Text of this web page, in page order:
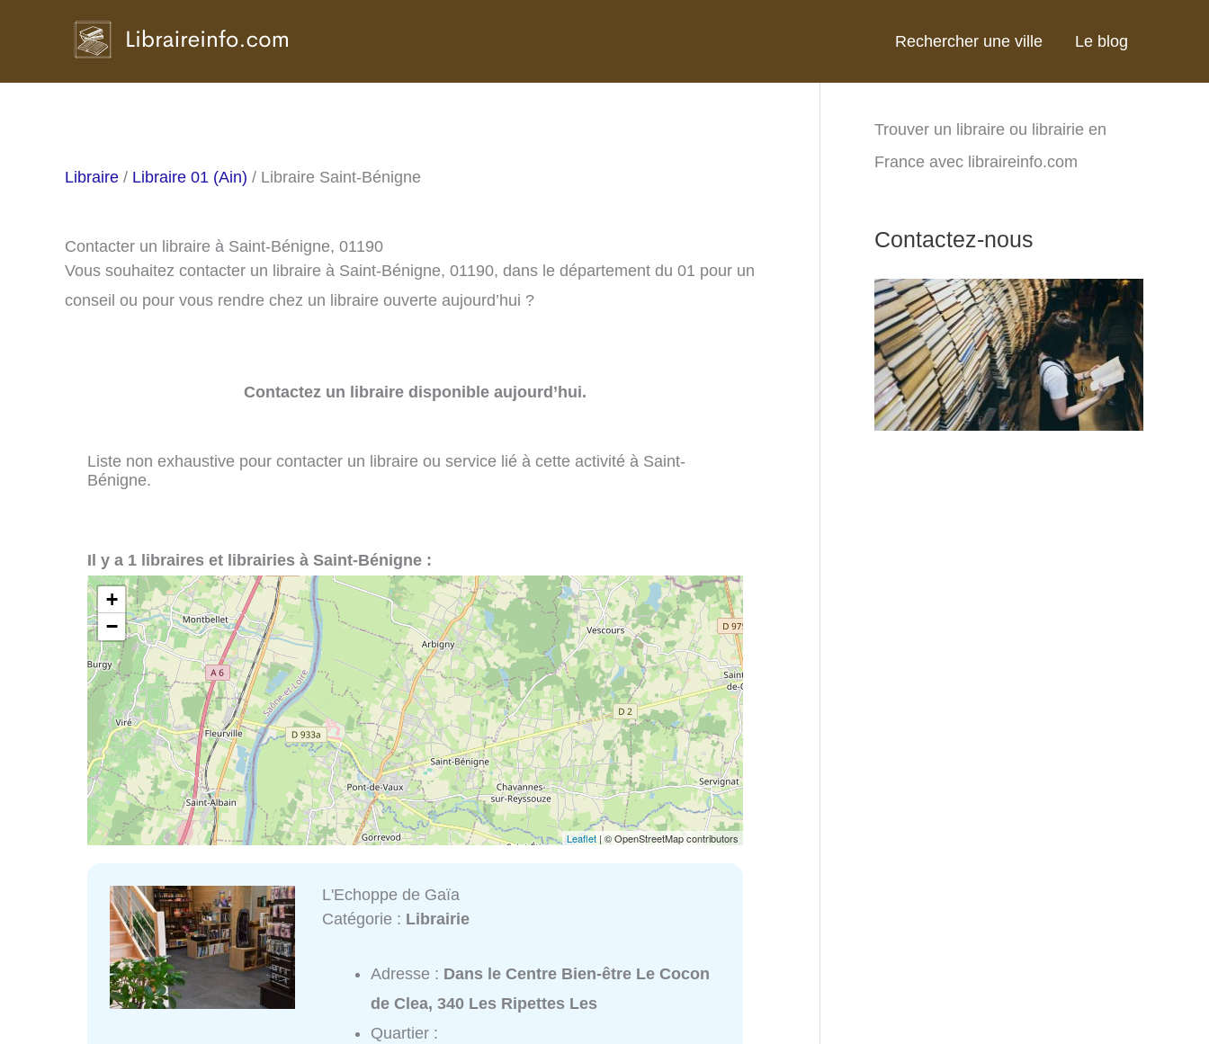
Rechercher une ville Le blog
Libraire / Libraire 01 (Ain) / Libraire Saint-Bénigne
Contacter un libraire à Saint-Bénigne, 01190
Vous souhaitez contacter un libraire à Saint-Bénigne, 01190, dans le département du 01 pour un
conseil ou pour vous rendre chez un libraire ouverte aujourd’hui ?
Contactez un libraire disponible aujourd’hui.
Liste non exhaustive pour contacter un libraire ou service lié à cette activité à Saint-
Bénigne.
Il y a 1 libraires et librairies à Saint-Bénigne :
+
−
Leaflet | © OpenStreetMap contributors
L'Echoppe de Gaïa
Catégorie : Librairie
Adresse : Dans le Centre Bien-être Le Cocon
de Clea, 340 Les Ripettes Les
Quartier :
Trouver un libraire ou librairie en
France avec libraireinfo.com
Contactez-nous